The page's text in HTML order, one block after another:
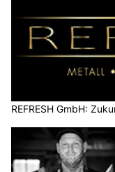
REFRESH GmbH: